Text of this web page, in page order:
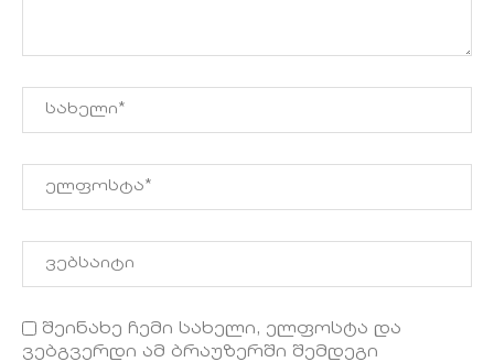
შეინახე ჩემი სახელი, ელფოსტა და
ვებგვერდი ამ ბრაუზერში შემდეგი